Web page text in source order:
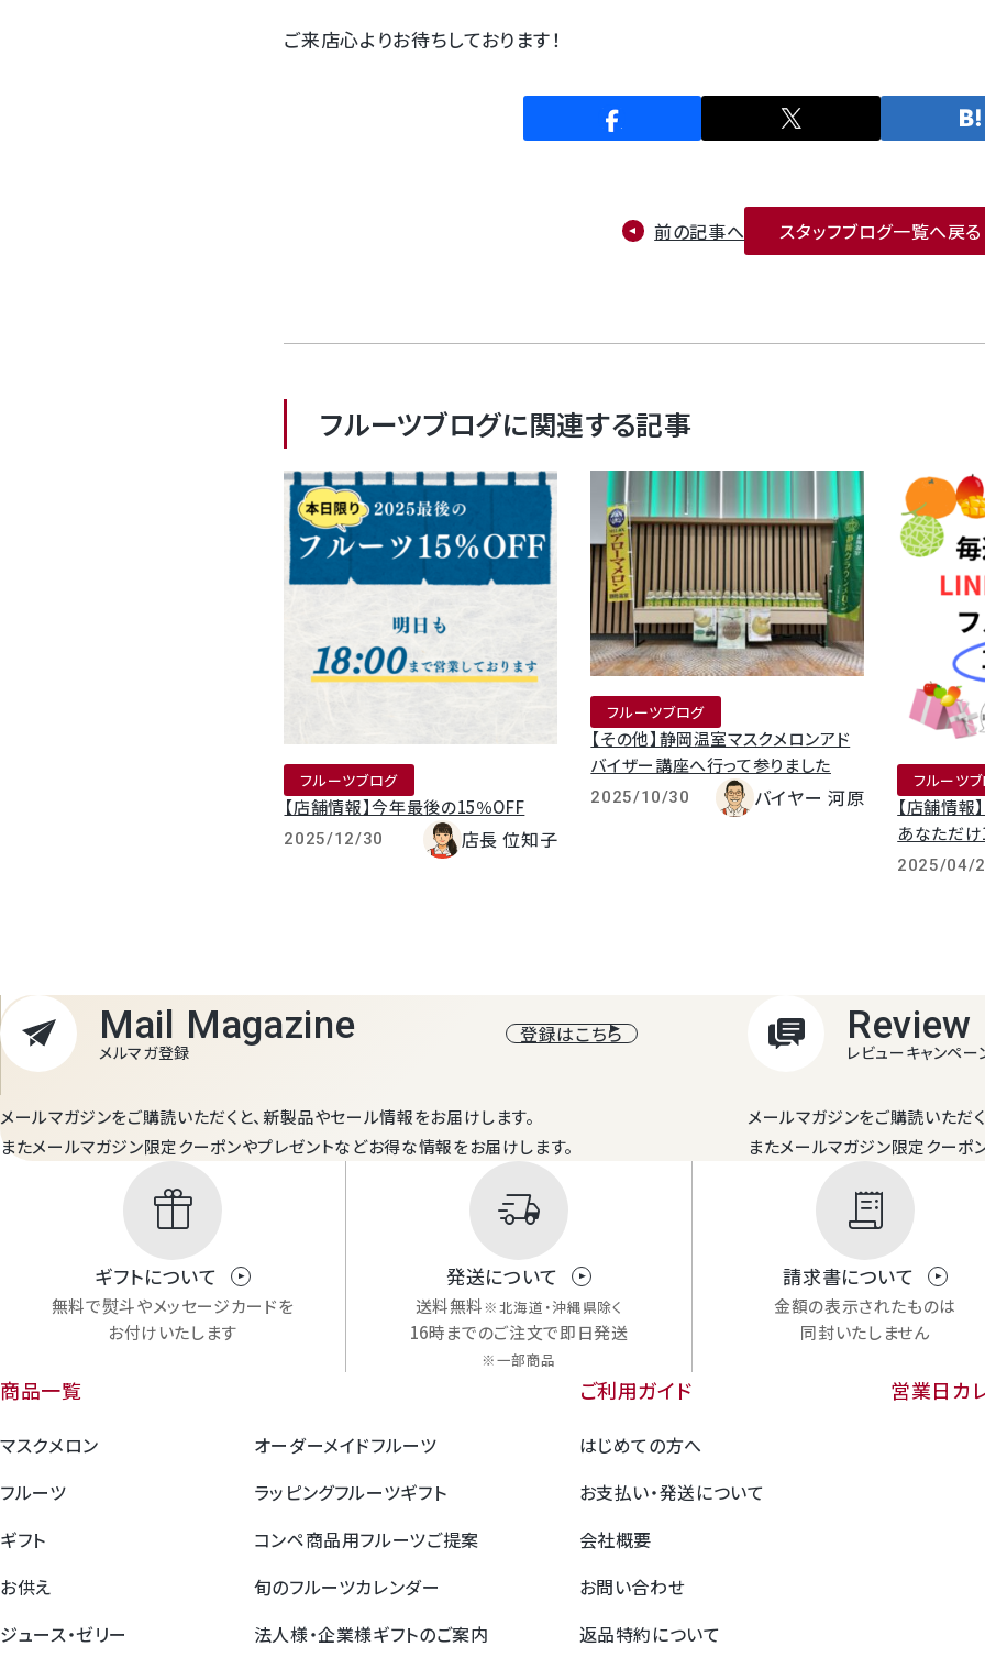
ご来店心よりお待ちしております！
前の記事へ スタッフブログ一覧へ戻る
フルーツブログに関連する記事
フルーツブログ
【店舗情報】今年最後の15％OFF
2025/12/30 店長 位知子
フルーツブログ
【その他】静岡温室マスクメロンアド
バイザー講座へ行って参りました
2025/10/30 バイヤー 河原
フルーツ
【店舗情報
あなただ
2025/04/
Mail Magazine
メルマガ登録
登録はこちら
メールマガジンをご購読いただくと、新製品やセール情報をお届けします。
またメールマガジン限定クーポンやプレゼントなどお得な情報をお届けします。
Review
レビューキャンペ
メールマガジンをご購読いただ
またメールマガジン限定クーポ
featured_seasonal_and_gifts
ギフトについて
無料で熨斗やメッセージカードを
お付けいたします
delivery_truck_speed
発送について
送料無料※北海道・沖縄県除く
16時までのご注文で即日発送
※一部商品
receipt_long
請求書について
金額の表示されたものは
同封いたしません
商品一覧
マスクメロン
フルーツ
ギフト
お供え
ジュース・ゼリー
オーダーメイドフルーツ
ラッピングフルーツギフト
コンペ商品用フルーツご提案
旬のフルーツカレンダー
法人様・企業様ギフトのご案内
ご利用ガイド
はじめての方へ
お支払い・発送について
会社概要
お問い合わせ
返品特約について
営業日カ